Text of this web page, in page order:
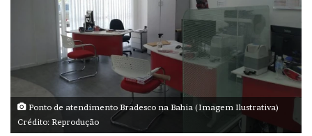
Ponto de atendimento Bradesco na Bahia (Imagem Ilustrativa)
Crédito: Reprodução